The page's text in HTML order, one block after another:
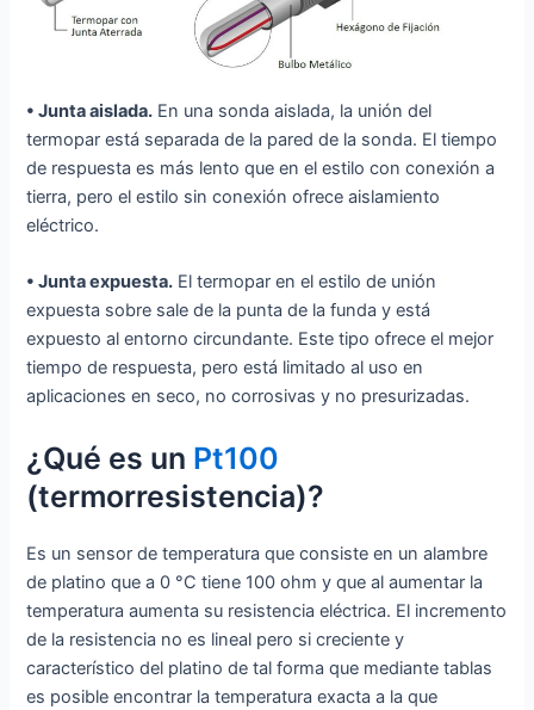
• Junta aislada. En una sonda aislada, la unión del
termopar está separada de la pared de la sonda. El tiempo
de respuesta es más lento que en el estilo con conexión a
tierra, pero el estilo sin conexión ofrece aislamiento
eléctrico.
• Junta expuesta. El termopar en el estilo de unión
expuesta sobre sale de la punta de la funda y está
expuesto al entorno circundante. Este tipo ofrece el mejor
tiempo de respuesta, pero está limitado al uso en
aplicaciones en seco, no corrosivas y no presurizadas.
¿Qué es un Pt100
(termorresistencia)?
Es un sensor de temperatura que consiste en un alambre
de platino que a 0 °C tiene 100 ohm y que al aumentar la
temperatura aumenta su resistencia eléctrica. El incremento
de la resistencia no es lineal pero si creciente y
característico del platino de tal forma que mediante tablas
es posible encontrar la temperatura exacta a la que